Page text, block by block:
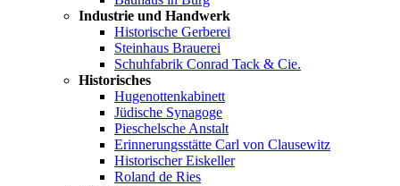
Industrie und Handwerk
Historische Gerberei
Steinhaus Brauerei
Schuhfabrik Conrad Tack & Cie.
Historisches
Hugenottenkabinett
Jüdische Synagoge
Pieschelsche Anstalt
Erinnerungsstätte Carl von Clausewitz
Historischer Eiskeller
Roland de Ries